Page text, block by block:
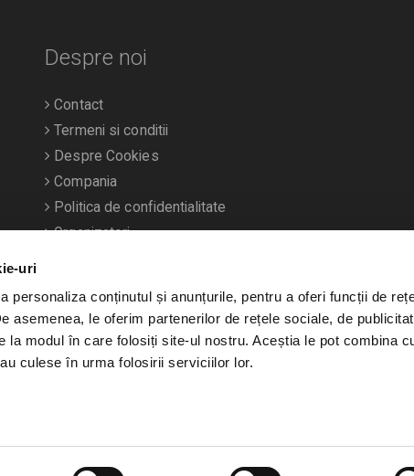
uri
personaliza conținutul și anunțurile, pentru a oferi funcții de
asemenea, le oferim partenerilor de rețele sociale, de
la modul în care folosiți site-ul nostru. Aceștia le pot combina
culese în urma folosirii serviciilor lor.
Despre noi
Contact
Termeni si conditii
Despre Cookies
Compania
Politica de confidentialitate
Organizatori